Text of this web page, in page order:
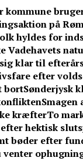
på
hyldes for
Vadehavets
sig klar til
efter
bortSønderjysk
kræfterTo
hektisk
bøder efter